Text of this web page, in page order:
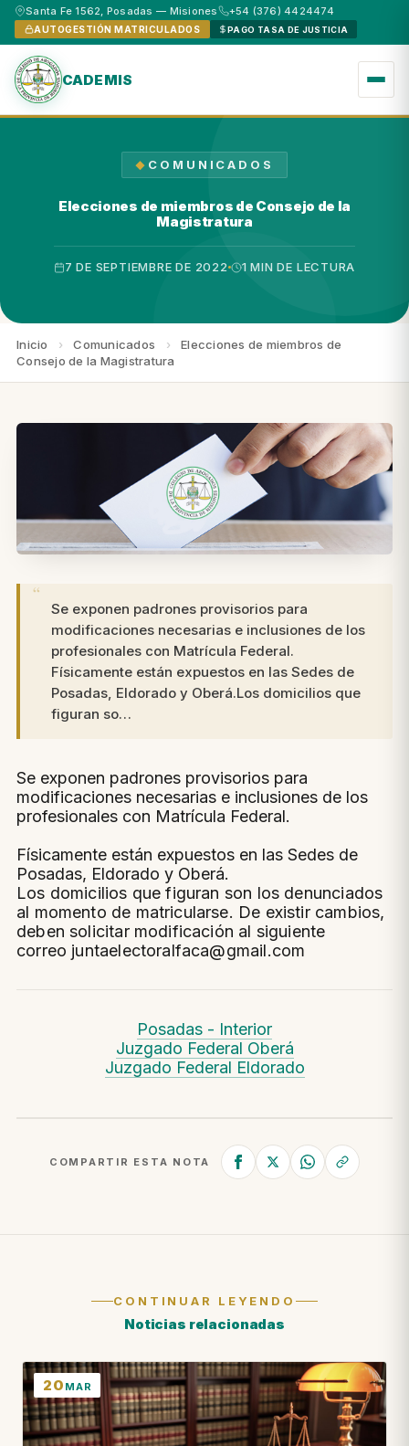
Santa Fe 1562, Posadas — Misiones +54 (376) 4424474
AUTOGESTIÓN MATRICULADOS PAGO TASA DE JUSTICIA
CADEMIS
COMUNICADOS
Elecciones de miembros de Consejo de la
Magistratura
7 DE SEPTIEMBRE DE 2022 1 MIN DE LECTURA
Inicio › Comunicados ›
Elecciones de miembros de
Consejo de la Magistratura
Se exponen padrones provisorios para
modificaciones necesarias e inclusiones de los
profesionales con Matrícula Federal.
Físicamente están expuestos en las Sedes de
Posadas, Eldorado y Oberá.Los domicilios que
figuran so…
Se exponen padrones provisorios para
modificaciones necesarias e inclusiones de los
profesionales con Matrícula Federal.
Físicamente están expuestos en las Sedes de
Posadas, Eldorado y Oberá.
Los domicilios que figuran son los denunciados
al momento de matricularse. De existir cambios,
deben solicitar modificación al siguiente
correo juntaelectoralfaca@gmail.com
Posadas - Interior
Juzgado Federal Oberá
Juzgado ​ Federal Eldorado
COMPARTIR ESTA NOTA
CONTINUAR LEYENDO
Noticias relacionadas
20 MAR